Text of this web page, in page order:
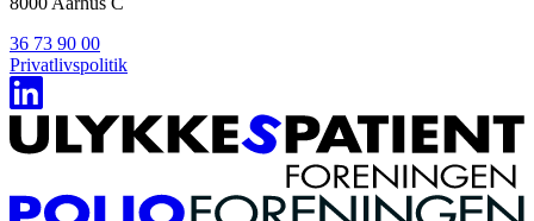
36 73 90 00
Privatlivspolitik